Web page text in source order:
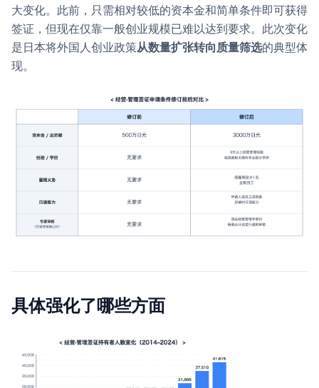
大变化。此前，只需相对较低的资本金和简单条件即可获得
签证，但现在仅靠一般创业规模已难以达到要求。此次变化
是日本将外国人创业政策从数量扩张转向质量筛选的典型体
现。
具体强化了哪些方面